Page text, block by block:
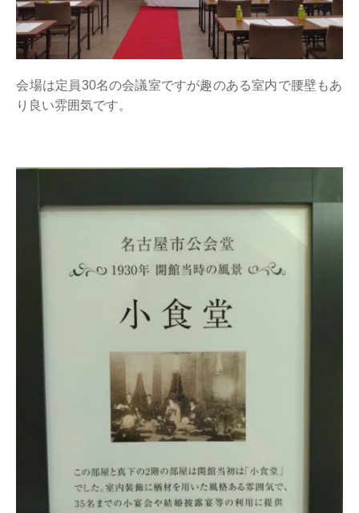
会場は定員30名の会議室ですが趣のある室内で腰壁もあ
り良い雰囲気です。